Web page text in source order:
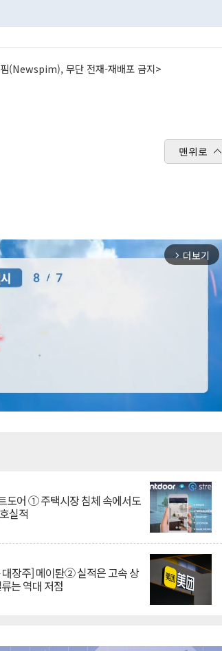
(Newspim), 무단 전재-재배포 금지>
맨위로
arrow_forward_ios 더보기
도어 ① 주택시장 침체 속에서도
실적
대장주] 메이퇀② 실적은 고속 상
는 역대 저점